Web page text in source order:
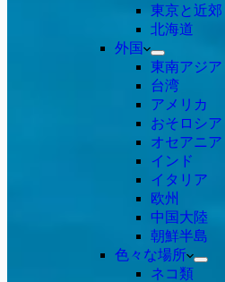
東京と近郊
北海道
外国
東南アジア
台湾
アメリカ
おそロシア
オセアニア
インド
イタリア
欧州
中国大陸
朝鮮半島
色々な場所
ネコ類